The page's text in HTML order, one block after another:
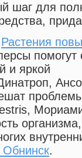
шаг для
Растения
помогут
и яркой
Обнинск.